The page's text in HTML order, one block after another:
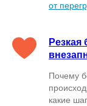
от
Резкая
Почему
какие